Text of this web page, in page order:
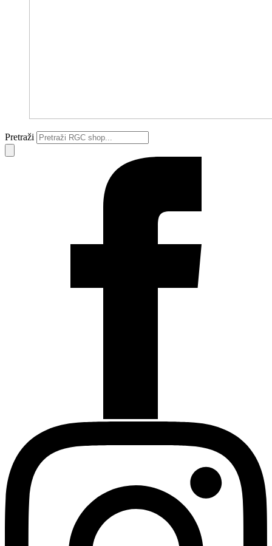
Pretraži